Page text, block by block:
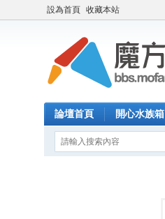
設為首頁 收藏本站
論壇首頁 開心水族箱